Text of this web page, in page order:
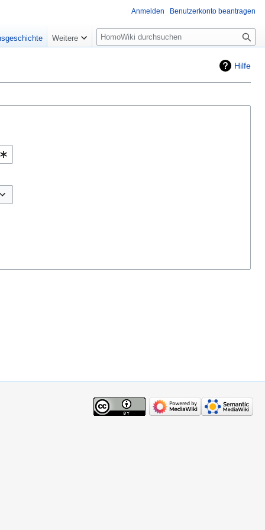
Hilfe
Anmelden Benutzerkonto beantragen
Weitere
Suche